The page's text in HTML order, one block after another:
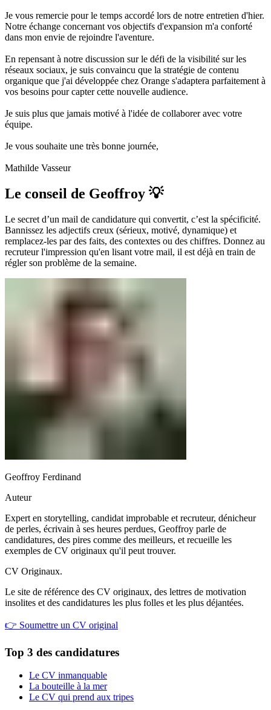
Je vous remercie pour le temps accordé lors de notre entretien d'hier.
Notre échange concernant vos objectifs d'expansion m'a conforté
dans mon envie de rejoindre l'aventure.
En repensant à notre discussion sur le défi de la visibilité sur les
réseaux sociaux, je suis convaincu que la stratégie de contenu
organique que j'ai développée chez Orange s'adaptera parfaitement à
vos besoins pour capter cette nouvelle audience.
Je suis plus que jamais motivé à l'idée de collaborer avec votre
équipe.
Je vous souhaite une très bonne journée,
Mathilde Vasseur
Le conseil de Geoffroy 💡
Le secret d’un mail de candidature qui convertit, c’est la spécificité.
Bannissez les adjectifs creux (sérieux, motivé, dynamique) et
remplacez-les par des faits, des contextes ou des chiffres. Donnez au
recruteur l'impression qu'en lisant votre mail, il est déjà en train de
régler son problème de la semaine.
Geoffroy Ferdinand
Auteur
Expert en storytelling, candidat improbable et recruteur, dénicheur
de perles, écrivain à ses heures perdues, Geoffroy parle de
candidatures, des pires comme des meilleurs, et recueille les
exemples de CV originaux qu'il peut trouver.
CV Originaux.
Le site de référence des CV originaux, des lettres de motivation
insolites et des candidatures les plus folles et les plus déjantées.
👉 Soumettre un CV original
Top 3 des candidatures
Le CV inmanquable
La bouteille à la mer
Le CV qui prend aux tripes